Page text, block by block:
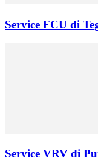
Service FCU di
Service VRV di